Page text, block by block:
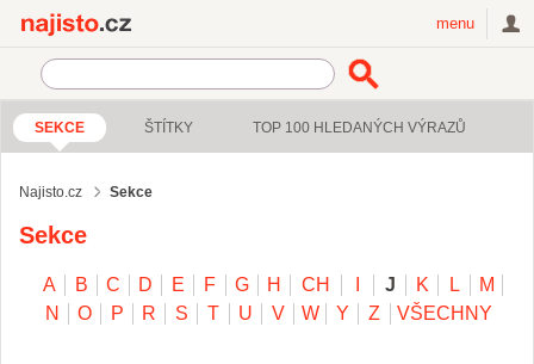
menu
SEKCE ŠTÍTKY TOP 100 HLEDANÝCH VÝRAZŮ
Najisto.cz Sekce
Sekce
A B C D E F G H CH J K L
M
N
O P R S T U V W Y Z VŠECHNY